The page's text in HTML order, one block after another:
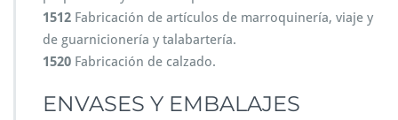
1512 Fabricación de artículos de marroquinería, viaje y
de guarnicionería y talabartería.
1520 Fabricación de calzado.
ENVASES Y EMBALAJES